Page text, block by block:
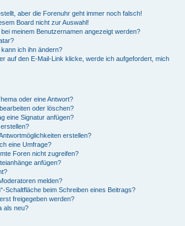
aber die Forenuhr geht immer noch falsch!
Board nicht zur Auswahl!
meinem Benutzernamen angezeigt werden?
ich ihn ändern?
auf den E-Mail-Link klicke, werde ich aufgefordert, mich
oder eine Antwort?
oder löschen?
eine Signatur anfügen?
erstellen?
eine Umfrage?
Foren nicht zugreifen?
anfügen?
melden?
Schaltfläche beim Schreiben eines Beitrags?
freigegeben werden?
als neu?